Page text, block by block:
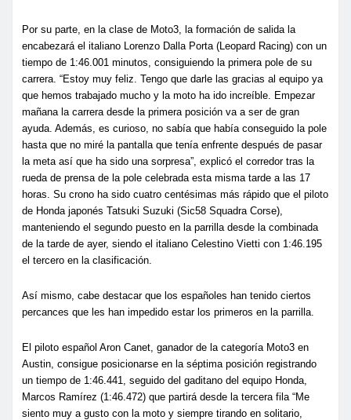
Por su parte, en la clase de Moto3, la formación de salida la
encabezará el italiano Lorenzo Dalla Porta (Leopard Racing) con un
tiempo de 1:46.001 minutos, consiguiendo la primera pole de su
carrera. “Estoy muy feliz. Tengo que darle las gracias al equipo ya
que hemos trabajado mucho y la moto ha ido increíble. Empezar
mañana la carrera desde la primera posición va a ser de gran
ayuda. Además, es curioso, no sabía que había conseguido la pole
hasta que no miré la pantalla que tenía enfrente después de pasar
la meta así que ha sido una sorpresa”, explicó el corredor tras la
rueda de prensa de la pole celebrada esta misma tarde a las 17
horas. Su crono ha sido cuatro centésimas más rápido que el piloto
de Honda japonés Tatsuki Suzuki (Sic58 Squadra Corse),
manteniendo el segundo puesto en la parrilla desde la combinada
de la tarde de ayer, siendo el italiano Celestino Vietti con 1:46.195
el tercero en la clasificación.
Así mismo, cabe destacar que los españoles han tenido ciertos
percances que les han impedido estar los primeros en la parrilla.
El piloto español Aron Canet, ganador de la categoría Moto3 en
Austin, consigue posicionarse en la séptima posición registrando
un tiempo de 1:46.441, seguido del gaditano del equipo Honda,
Marcos Ramírez (1:46.472) que partirá desde la tercera fila “Me
siento muy a gusto con la moto y siempre tirando en solitario,